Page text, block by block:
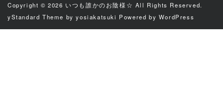
Copyright © 2026 いつも誰かのお陰様☆ All Rights Reserved.
yStandard Theme byyosiakatsuki Powered by WordPress